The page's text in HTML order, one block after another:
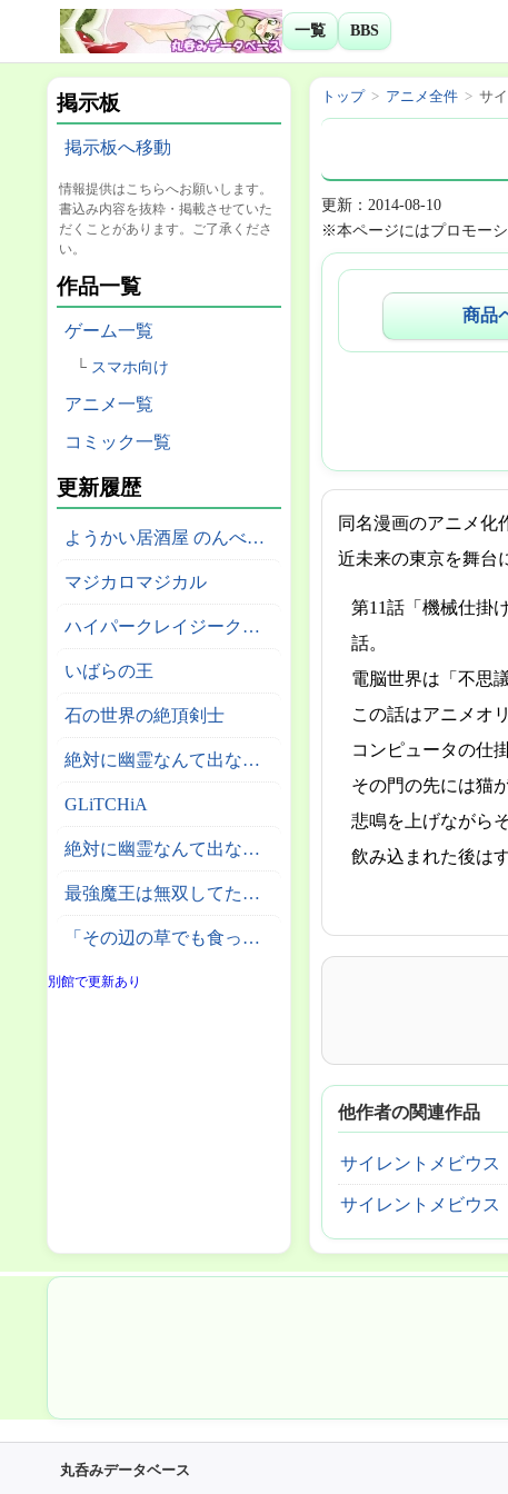
一覧 BBS
掲示板
掲示板へ移動
情報提供はこちらへお願いします。
書込み内容を抜粋・掲載させていた
だくことがあります。ご了承くださ
い。
作品一覧
ゲーム一覧
スマホ向け
アニメ一覧
コミック一覧
更新履歴
ようかい居酒屋 のんべれケ。
マジカロマジカル
ハイパークレイジークライマー
いばらの王
石の世界の絶頂剣士
絶対に幽霊なんて出ないサーカス団
GLiTCHiA
絶対に幽霊なんて出ない高層エレベーター
最強魔王は無双してたのに ～女体化解除のカギは人助けの旅でした～
「その辺の草でも食っとけ」と追放された無能スキル【植物食い】持ち転生者、エルフの里で幻の植物を食べて無双する
別館で更新あり
トップ アニメ全件 サ
更新：2014-08-10
※本ページにはプロモー
商品
同名漫画のアニメ化
近未来の東京を舞台
第11話「機械仕掛
話。
電脳世界は「不思
この話はアニメオ
コンピュータの仕
その門の先には猫
悲鳴を上げながら
飲み込まれた後は
他作者の関連作品
サイレントメビウス
サイレントメビウス
丸呑みデータベース